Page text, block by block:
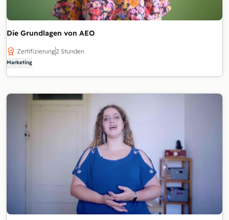
Die Grundlagen von AEO
Zertifizierung2 Stunden
Marketing